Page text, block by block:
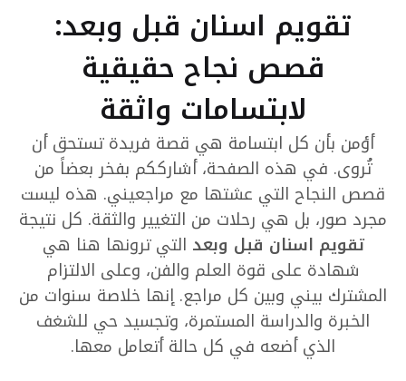
تقويم اسنان قبل وبعد:
قصص نجاح حقيقية
لابتسامات واثقة
أؤمن بأن كل ابتسامة هي قصة فريدة تستحق أن
تُروى. في هذه الصفحة، أشارككم بفخر بعضاً من
قصص النجاح التي عشتها مع مراجعيني. هذه ليست
مجرد صور، بل هي رحلات من التغيير والثقة. كل نتيجة
تقويم اسنان قبل وبعد التي ترونها هنا هي
شهادة على قوة العلم والفن، وعلى الالتزام
المشترك بيني وبين كل مراجع. إنها خلاصة سنوات من
الخبرة والدراسة المستمرة، وتجسيد حي للشغف
الذي أضعه في كل حالة أتعامل معها.